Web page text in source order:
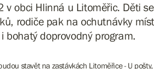
obci Hlinná u Litoměřic. Děti
rodiče pak na ochutnávky
bohatý doprovodný program.
stavět na zastávkách Litoměřice - U